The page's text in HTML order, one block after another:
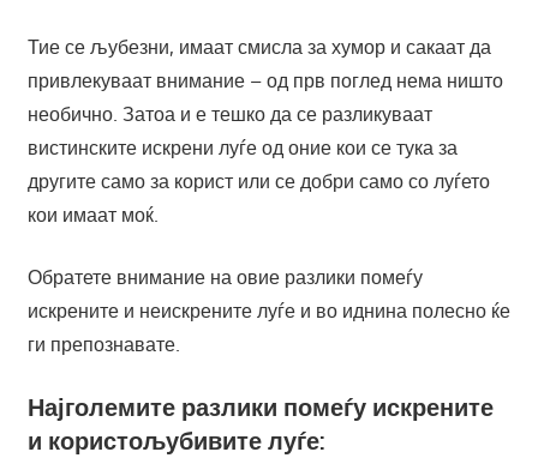
Тие се љубезни, имаат смисла за хумор и сакаат да
привлекуваат внимание – од прв поглед нема ништо
необично. Затоа и е тешко да се разликуваат
вистинските искрени луѓе од оние кои се тука за
другите само за корист или се добри само со луѓето
кои имаат моќ.
Обратете внимание на овие разлики помеѓу
искрените и неискрените луѓе и во иднина полесно ќе
ги препознавате.
Најголемите разлики помеѓу искрените
и користољубивите луѓе: